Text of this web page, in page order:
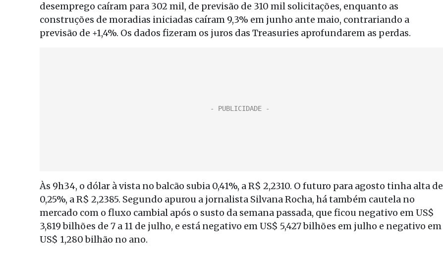
desemprego caíram para 302 mil, de previsão de 310 mil solicitações, enquanto as
construções de moradias iniciadas caíram 9,3% em junho ante maio, contrariando a
previsão de +1,4%. Os dados fizeram os juros das Treasuries aprofundarem as perdas.
Às 9h34, o dólar à vista no balcão subia 0,41%, a R$ 2,2310. O futuro para agosto tinha alta de
0,25%, a R$ 2,2385. Segundo apurou a jornalista Silvana Rocha, há também cautela no
mercado com o fluxo cambial após o susto da semana passada, que ficou negativo em US$
3,819 bilhões de 7 a 11 de julho, e está negativo em US$ 5,427 bilhões em julho e negativo em
US$ 1,280 bilhão no ano.